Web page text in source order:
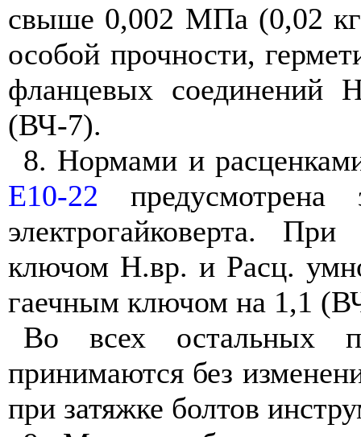
свыше 0,002 МПа (0,02
особой прочности,
фланцевых
(ВЧ-7).
8. Нормами и
Е10-22
электрогайковерта.
ключом Н.вр. и Расц.
гаечным ключом на 1,1
Во всех остальных
принимаются без
при затяжке болтов